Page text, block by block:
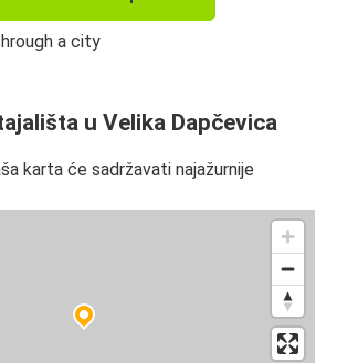
u Velika Dapčevica
karta će sadržavati najažurnije